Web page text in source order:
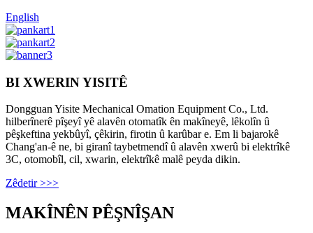
English
BI XWERIN YISITÊ
Dongguan Yisite Mechanical Omation Equipment Co., Ltd.
hilberînerê pîşeyî yê alavên otomatîk ên makîneyê, lêkolîn û
pêşkeftina yekbûyî, çêkirin, firotin û karûbar e. Em li bajarokê
Chang'an-ê ne, bi giranî taybetmendî û alavên xwerû bi elektrîkê
3C, otomobîl, cil, xwarin, elektrîkê malê peyda dikin.
Zêdetir >>>
MAKÎNÊN PÊŞNÎŞAN